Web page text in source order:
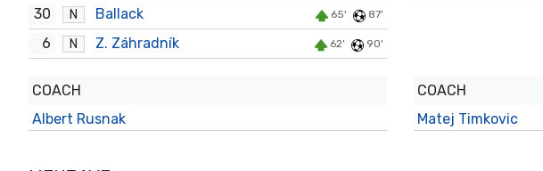
30
N Ballack 65' 87'
6 N Z. Záhradník 62' 90'
COACH
Albert Rusnak
COACH
Matej Timkovic